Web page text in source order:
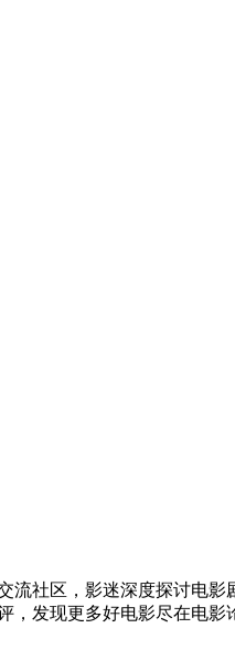
社区，影迷深度探讨电
，发现更多好电影尽在电影